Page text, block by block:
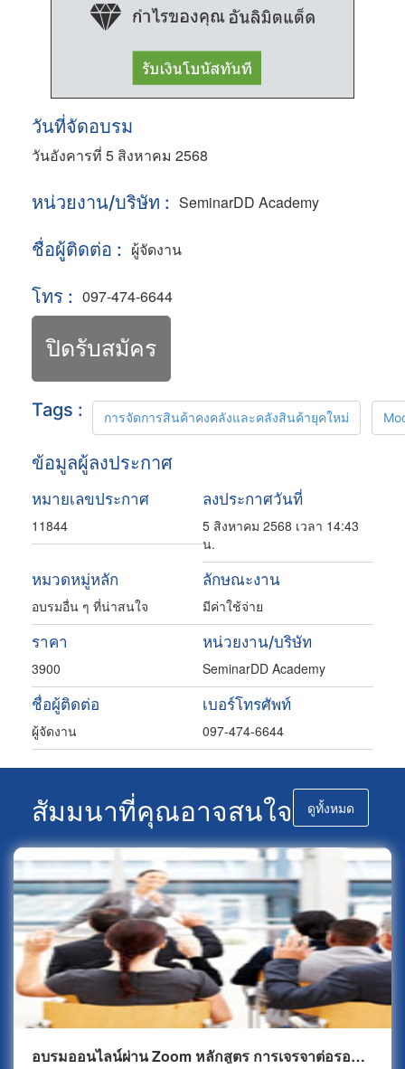
วันที่จัดอบรม
วันอังคารที่ 5 สิงหาคม 2568
หน่วยงาน/บริษัท : SeminarDD Academy
ชื่อผู้ติดต่อ : ผู้จัดงาน
โทร : 097-474-6644
ปิดรับสมัคร
Tags : การจัดการสินค้าคงคลังและคลังสินค้ายุคใหม่
ข้อมูลผู้ลงประกาศ
หมายเลขประกาศ
11844
ลงประกาศวันที่
5 สิงหาคม 2568 เวลา 14:43
น.
หมวดหมู่หลัก
อบรมอื่น ๆ ที่น่าสนใจ
ลักษณะงาน
มีค่าใช้จ่าย
ราคา
3900
หน่วยงาน/บริษัท
SeminarDD Academy
ชื่อผู้ติดต่อ
ผู้จัดงาน
เบอร์โทรศัพท์
097-474-6644
สัมมนาที่คุณอาจสนใจ ดูทั้งหมด
อบรมออนไลน์ผ่าน Zoom หลักสูตร การเจรจาต่อรอง และการทำข้อตกลงเพื่อ..งานจัดซื้อ (Negotiation & Agreement for Purchasing)